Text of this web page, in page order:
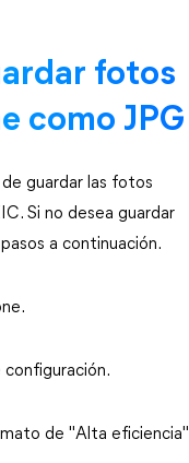
fotos
como JPG
guardar las fotos
Si no desea guardar
a continuación.
configuración.
de "Alta eficiencia"